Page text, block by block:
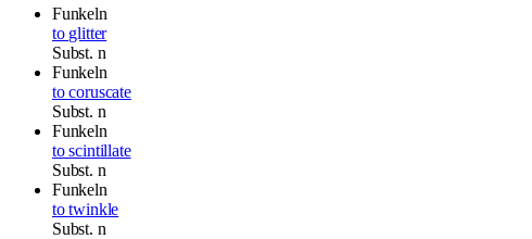
Funkeln
to glitter
Subst. n
Funkeln
to coruscate
Subst. n
Funkeln
to scintillate
Subst. n
Funkeln
to twinkle
Subst. n